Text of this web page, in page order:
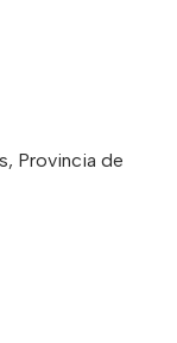
Provincia de